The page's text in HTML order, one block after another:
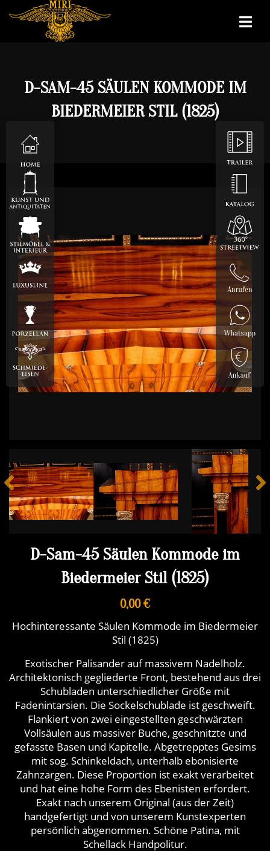
D-SAM-45 SÄULEN KOMMODE IM
BIEDERMEIER STIL (1825)
D-Sam-45 Säulen Kommode im
Biedermeier Stil (1825)
0,00 €
Hochinteressante Säulen Kommode im Biedermeier
Stil (1825)
Exotischer Palisander auf massivem Nadelholz.
Architektonisch gegliederte Front, bestehend aus drei
Schubladen unterschiedlicher Größe mit
Fadenintarsien. Die Sockelschublade ist geschweift.
Flankiert von zwei eingestellten geschwärzten
Vollsäulen aus massiver Buche, geschnitzte und
gefasste Basen und Kapitelle. Abgetrepptes Gesims
mit sog. Schinkeldach, unterhalb ebonisierte
Zahnzargen. Diese Proportion ist exakt verarbeitet
und hat eine hohe Form des Ebenisten erfordert.
Exakt nach unserem Original (aus der Zeit)
handgefertigt und von unserem Kunstexperten
persönlich abgenommen. Schöne Patina, mit
Schellack Handpolitur.